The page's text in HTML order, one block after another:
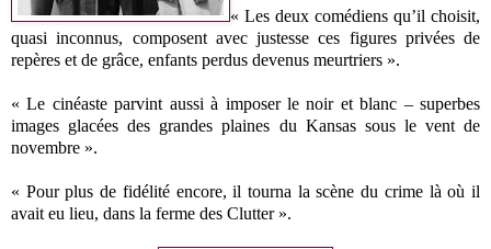
« Les deux comédiens qu’il choisit,
quasi inconnus, composent avec justesse ces figures privées de
repères et de grâce, enfants perdus devenus meurtriers ».
« Le cinéaste parvint aussi à imposer le noir et blanc – superbes
images glacées des grandes plaines du Kansas sous le vent de
novembre ».
« Pour plus de fidélité encore, il tourna la scène du crime là où il
avait eu lieu, dans la ferme des Clutter ».